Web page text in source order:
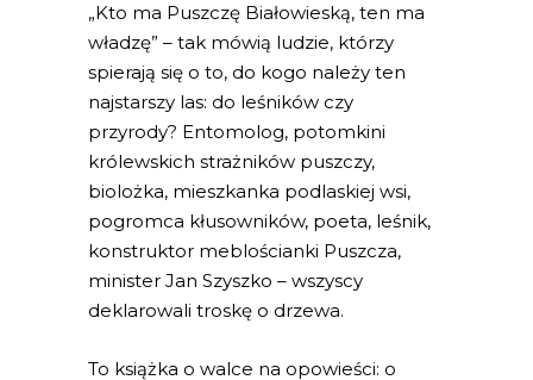
„Kto ma Puszczę Białowieską, ten ma
władzę” – tak mówią ludzie, którzy
spierają się o to, do kogo należy ten
najstarszy las: do leśników czy
przyrody? Entomolog, potomkini
królewskich strażników puszczy,
biolożka, mieszkanka podlaskiej wsi,
pogromca kłusowników, poeta, leśnik,
konstruktor meblościanki Puszcza,
minister Jan Szyszko – wszyscy
deklarowali troskę o drzewa.
To książka o walce na opowieści: o